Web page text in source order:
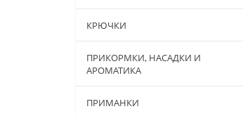
КРЮЧКИ
ПРИКОРМКИ, НАСАДКИ И
АРОМАТИКА
ПРИМАНКИ